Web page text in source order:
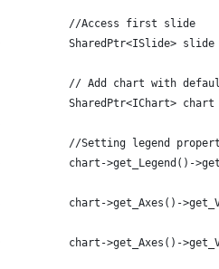
	//Access first slide
SharedPtr<ISlide>
// Add chart with
SharedPtr<IChart>
//Setting legend
chart->get_Legend()-
chart->get_Axes()-
chart->get_Axes()-